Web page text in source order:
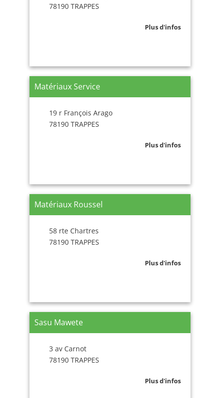
78190 TRAPPES
Plus d'infos
Matériaux Service
19 r François Arago
78190 TRAPPES
Plus d'infos
Matériaux Roussel
58 rte Chartres
78190 TRAPPES
Plus d'infos
Sasu Mawete
3 av Carnot
78190 TRAPPES
Plus d'infos